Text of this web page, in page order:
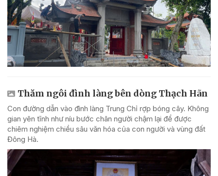
Thăm ngôi đình làng bên dòng Thạch Hãn
Con đường dẫn vào đình làng Trung Chỉ rợp bóng cây. Không
gian yên tĩnh như níu bước chân người chậm lại để được
chiêm nghiệm chiều sâu văn hóa của con người và vùng đất
Đông Hà.